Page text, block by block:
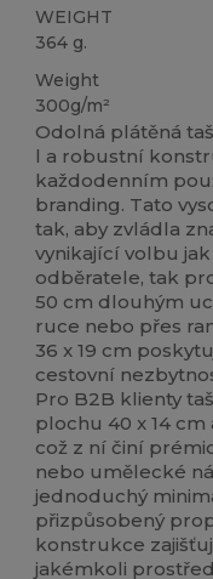
WEIGHT
364 g.
Weight
300g/m²
Odolná plátěná
l a robustní
každodenním
branding. Tato
tak, aby zvládla
vynikající volbu
odběratele, tak
50 cm dlouhým
ruce nebo přes
36 x 19 cm
cestovní
Pro B2B klienty
plochu 40 x 14
což z ní činí
nebo umělecké
jednoduchý
přizpůsobený
konstrukce
jakémkoli